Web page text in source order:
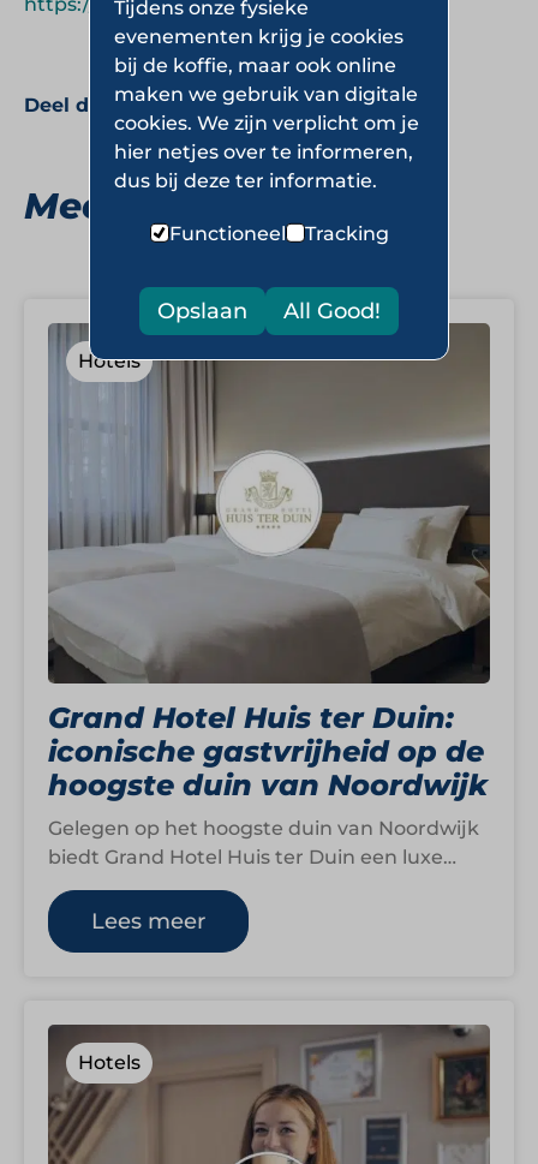
Deel deze pagina:
Meer Hotels
Hotels
Grand Hotel Huis ter Duin:
iconische gastvrijheid op de
hoogste duin van Noordwijk
Gelegen op het hoogste duin van Noordwijk
biedt Grand Hotel Huis ter Duin een luxe
toevluchtsoord aan zee, waar uitwaaien…
Lees meer
Hotels
Tijdens onze fysieke
evenementen krijg je cookies
bij de koffie, maar ook online
maken we gebruik van digitale
cookies. We zijn verplicht om je
hier netjes over te informeren,
dus bij deze ter informatie.
Functioneel Tracking
Opslaan All Good!